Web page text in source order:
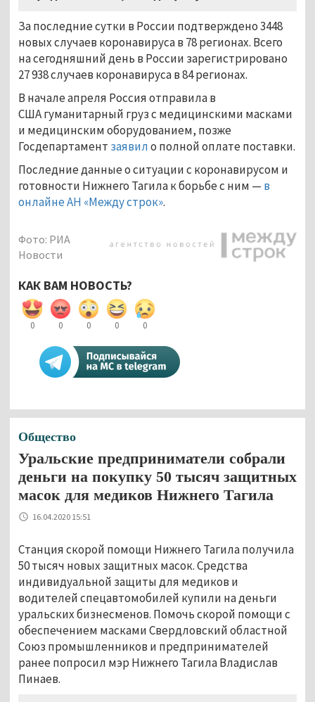
За последние сутки в России подтверждено 3448
новых случаев коронавируса в 78 регионах. Всего
на сегодняшний день в России зарегистрировано
27 938 случаев коронавируса в 84 регионах.
В начале апреля Россия отправила в
США гуманитарный груз с медицинскими масками
и медицинским оборудованием, позже
Госдепартамент заявило полной оплате поставки.
Последние данные о ситуации с коронавирусом и
готовности Нижнего Тагила к борьбе с ним — в
онлайне АН «Между строк».
Фото: РИА
Новости
КАК ВАМ НОВОСТЬ?
0 0 0 0 0
Общество
Уральские предприниматели собрали
деньги на покупку 50 тысяч защитных
масок для медиков Нижнего Тагила
16.04.2020 15:51
Станция скорой помощи Нижнего Тагила получила
50 тысяч новых защитных масок. Средства
индивидуальной защиты для медиков и
водителей спецавтомобилей купили на деньги
уральских бизнесменов. Помочь скорой помощи с
обеспечением масками Свердловский областной
Союз промышленников и предпринимателей
ранее попросил мэр Нижнего Тагила Владислав
Пинаев.